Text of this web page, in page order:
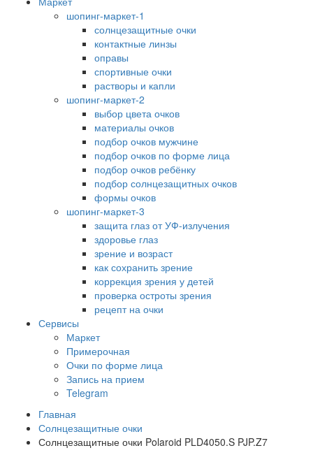
шопинг-маркет-1
солнцезащитные очки
контактные линзы
оправы
спортивные очки
растворы и капли
шопинг-маркет-2
выбор цвета очков
материалы очков
подбор очков мужчине
подбор очков по форме лица
подбор очков ребёнку
подбор солнцезащитных очков
формы очков
шопинг-маркет-3
защита глаз от УФ-излучения
здоровье глаз
зрение и возраст
как сохранить зрение
коррекция зрения у детей
проверка остроты зрения
рецепт на очки
Сервисы
Маркет
Примерочная
Очки по форме лица
Запись на прием
Telegram
Главная
Солнцезащитные очки
Солнцезащитные очки Polaroid PLD4050.S PJP.Z7